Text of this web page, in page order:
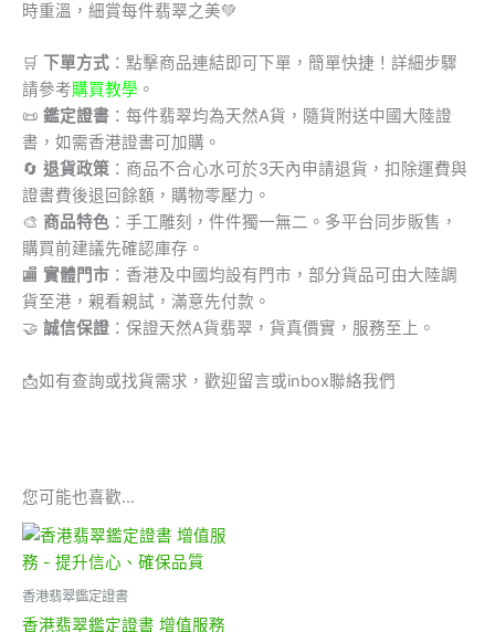
時重溫，細賞每件翡翠之美💚
🛒 下單方式 ：點擊商品連結即可下單，簡單快捷！詳細步驟
請參考購買教學 。
📜 鑑定證書 ：每件翡翠均為天然A貨，隨貨附送中國大陸證
書，如需香港證書可加購。
🔄 退貨政策 ：商品不合心水可於3天內申請退貨，扣除運費與
證書費後退回餘額，購物零壓力。
🎨 商品特色 ：手工雕刻，件件獨一無二。多平台同步販售，
購買前建議先確認庫存。
🏬 實體門市 ：香港及中國均設有門市，部分貨品可由大陸調
貨至港，親看親試，滿意先付款。
🤝 誠信保證 ：保證天然A貨翡翠，貨真價實，服務至上。
📩如有查詢或找貨需求，歡迎留言或inbox聯絡我們
您可能也喜歡…
香港翡翠鑑定證書
香港翡翠鑑定證書 增值服務